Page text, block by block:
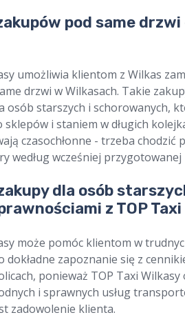
pod same drzwi
umożliwia klientom z Wilkas
drzwi w Wilkasach. Takie
osób starszych i schorowanych,
sklepów i staniem w długich
czasochłonne - trzeba chodzić
według wcześniej przygotowanej
dla osób
z TOP
może pomóc klientom w
dokładne zapoznanie się z
ponieważ TOP Taxi
i sprawnych usług
zadowolenie klienta.